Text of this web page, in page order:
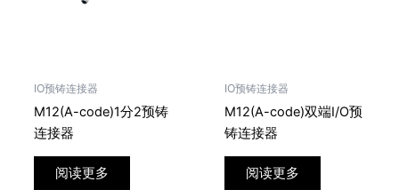
IO预铸连接器
M12(A-code)1分2预铸
连接器
阅读更多
IO预铸连接器
M12(A-code)双端I/O预
铸连接器
阅读更多